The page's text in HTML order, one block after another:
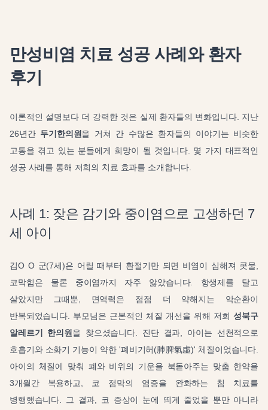
만성비염 치료 성공 사례와 환자
후기
이론적인 설명보다 더 강력한 것은 실제 환자들의 변화입니다. 지난
26년간 두기한의원을 거쳐 간 수많은 환자들의 이야기는 비슷한
고통을 겪고 있는 분들에게 희망이 될 것입니다. 몇 가지 대표적인
성공 사례를 통해 저희의 치료 효과를 소개합니다.
사례 1: 잦은 감기와 중이염으로 고생하던 7
세 아이
김O O 군(7세)은 어릴 때부터 환절기만 되면 비염이 심해져 콧물,
코막힘은 물론 중이염까지 자주 앓았습니다. 항생제를 달고
살았지만 그때뿐, 면역력은 점점 더 약해지는 악순환이
반복되었습니다. 부모님은 근본적인 체질 개선을 위해 저희성북구
알레르기 한의원 을 찾으셨습니다. 진단 결과, 아이는 선천적으로
호흡기와 소화기 기능이 약한 '폐비기허(肺脾氣虛)' 체질이었습니다.
아이의 체질에 맞춰 폐와 비위의 기운을 북돋아주는 맞춤 한약을
3개월간 복용하고, 코 점막의 염증을 완화하는 침 치료를
병행했습니다. 그 결과, 코 증상이 눈에 띄게 줄었을 뿐만 아니라